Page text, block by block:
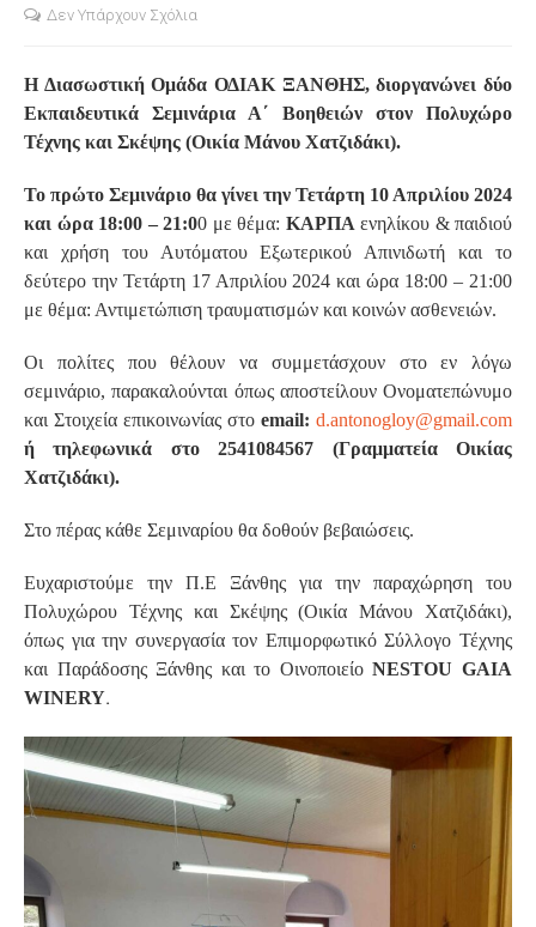
Δεν Υπάρχουν Σχόλια
Η Διασωστική Ομάδα ΟΔΙΑΚ ΞΑΝΘΗΣ, διοργανώνει δύο
Εκπαιδευτικά Σεμινάρια Α΄ Βοηθειών στον Πολυχώρο
Τέχνης και Σκέψης (Οικία Μάνου Χατζιδάκι).
Το πρώτο Σεμινάριο θα γίνει την Τετάρτη 10 Απριλίου 2024
και ώρα 18:00 – 21:00 με θέμα: ΚΑΡΠΑ ενηλίκου & παιδιού
και χρήση του Αυτόματου Εξωτερικού Απινιδωτή και το
δεύτερο την Τετάρτη 17 Απριλίου 2024 και ώρα 18:00 – 21:00
με θέμα: Αντιμετώπιση τραυματισμών και κοινών ασθενειών.
Οι πολίτες που θέλουν να συμμετάσχουν στο εν λόγω
σεμινάριο, παρακαλούνται όπως αποστείλουν Ονοματεπώνυμο
και Στοιχεία επικοινωνίας στο email: d.antonogloy@gmail.com
ή τηλεφωνικά στο 2541084567 (Γραμματεία Οικίας
Χατζιδάκι).
Στο πέρας κάθε Σεμιναρίου θα δοθούν βεβαιώσεις.
Ευχαριστούμε την Π.Ε Ξάνθης για την παραχώρηση του
Πολυχώρου Τέχνης και Σκέψης (Οικία Μάνου Χατζιδάκι),
όπως για την συνεργασία τον Επιμορφωτικό Σύλλογο Τέχνης
και Παράδοσης Ξάνθης και το ΟινοποιείοNESTOU GAIA
WINERY.